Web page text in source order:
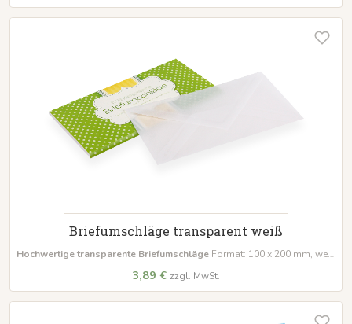
Briefumschläge transparent weiß
Hochwertige transparente Briefumschläge Format: 100 x 200 mm, weiß
3,89 € zzgl. MwSt.